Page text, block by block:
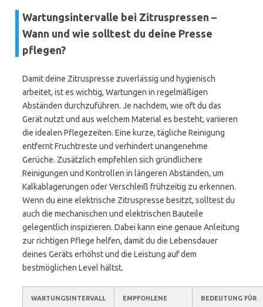
Wartungsintervalle bei Zitruspressen –
Wann und wie solltest du deine Presse
pflegen?
Damit deine Zitruspresse zuverlässig und hygienisch
arbeitet, ist es wichtig, Wartungen in regelmäßigen
Abständen durchzuführen. Je nachdem, wie oft du das
Gerät nutzt und aus welchem Material es besteht, variieren
die idealen Pflegezeiten. Eine kurze, tägliche Reinigung
entfernt Fruchtreste und verhindert unangenehme
Gerüche. Zusätzlich empfehlen sich gründlichere
Reinigungen und Kontrollen in längeren Abständen, um
Kalkablagerungen oder Verschleiß frühzeitig zu erkennen.
Wenn du eine elektrische Zitruspresse besitzt, solltest du
auch die mechanischen und elektrischen Bauteile
gelegentlich inspizieren. Dabei kann eine genaue Anleitung
zur richtigen Pflege helfen, damit du die Lebensdauer
deines Geräts erhöhst und die Leistung auf dem
bestmöglichen Level hältst.
WARTUNGSINTERVALL
EMPFOHLENE
BEDEUTUNG FÜR